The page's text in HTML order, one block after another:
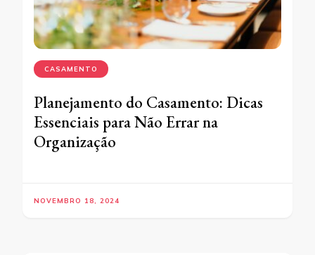
CASAMENTO
Planejamento do Casamento: Dicas
Essenciais para Não Errar na
Organização
NOVEMBRO 18, 2024